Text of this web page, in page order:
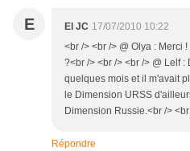
E El JC 17/07/2010 10:22
<br /> <br /> @ Olya : Merci
?<br /> <br /> <br /> @ Lelf
quelques mois et il m'avait
le Dimension URSS
Dimension Russie.<br />
Répondre